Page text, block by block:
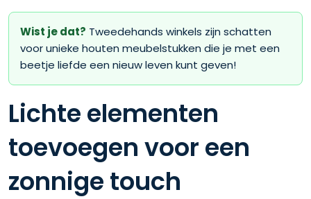
Wist je dat? Tweedehands winkels zijn schatten
voor unieke houten meubelstukken die je met een
beetje liefde een nieuw leven kunt geven!
Lichte elementen
toevoegen voor een
zonnige touch